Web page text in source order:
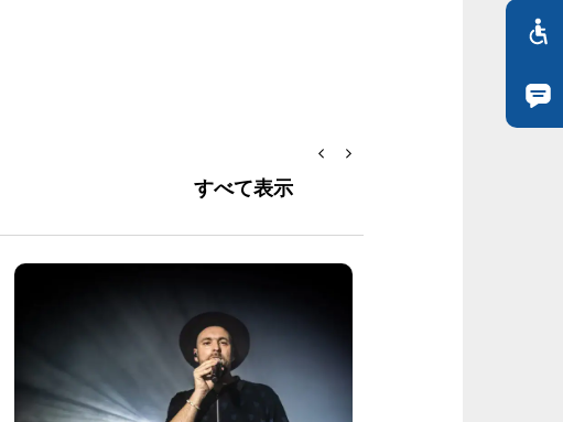
すべて表示